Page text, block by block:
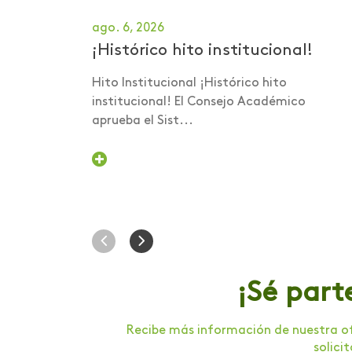
Foro nacional de
Gastronomía
Graduación
Intercambio
Internacionalización
ago. 6, 2026
¡Histórico hito institucional!
Hito Institucional ¡Histórico hito
institucional! El Consejo Académico
aprueba el Sist...
¡Sé
Recibe más información de nuestra